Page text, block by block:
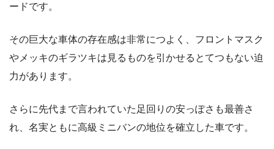
ードです。
その巨大な車体の存在感は非常につよく、フロントマスク
やメッキのギラツキは見るものを引かせるとてつもない迫
力があります。
さらに先代まで言われていた足回りの安っぽさも最善さ
れ、名実ともに高級ミニバンの地位を確立した車です。